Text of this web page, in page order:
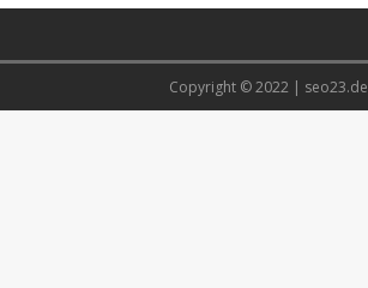
Copyright © 2022 | seo23.de